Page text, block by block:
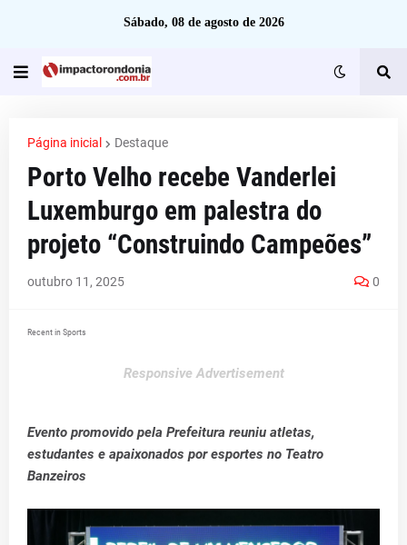
Sábado, 08 de agosto de 2026
Página inicial Destaque
Porto Velho recebe Vanderlei
Luxemburgo em palestra do
projeto “Construindo Campeões”
outubro 11, 2025 0
Recent in Sports
Responsive Advertisement
Evento promovido pela Prefeitura reuniu atletas,
estudantes e apaixonados por esportes no Teatro
Banzeiros